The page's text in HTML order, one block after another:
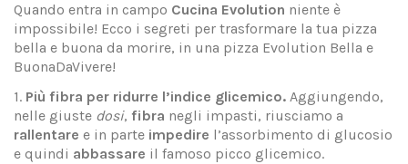
Quando entra in campo Cucina Evolution niente è
impossibile! Ecco i segreti per trasformare la tua pizza
bella e buona da morire, in una pizza Evolution Bella e
BuonaDaVivere!
1. Più fibra per ridurre l’indice glicemico. Aggiungendo,
nelle giuste dosi, fibra negli impasti, riusciamo a
rallentare e in parte impedire l’assorbimento di glucosio
e quindi abbassare il famoso picco glicemico.